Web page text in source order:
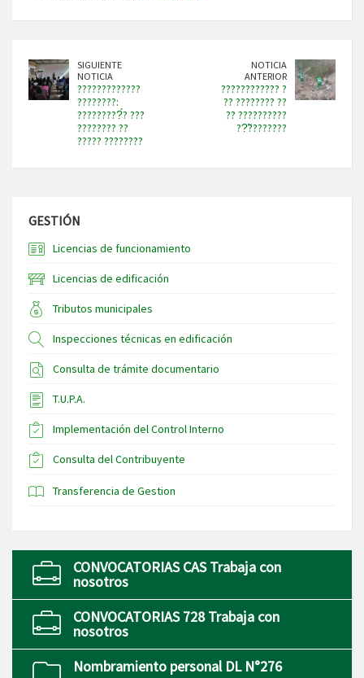
SIGUIENTE
NOTICIA
?????????????
????????:
?????????́? ???
???????? ??
????? ????????
NOTICIA
ANTERIOR
???????????? ?
?? ???????? ??
?? ??????????
??̃????????
GESTIÓN
Licencias de funcionamiento
Licencias de edificación
Tributos municipales
Inspecciones técnicas en edificación
Consulta de trámite documentario
T.U.P.A.
Implementación del Control Interno
Consulta del Contribuyente
Transferencia de Gestion
CONVOCATORIAS CAS Trabaja con
nosotros
CONVOCATORIAS 728 Trabaja con
nosotros
Nombramiento personal DL N°276